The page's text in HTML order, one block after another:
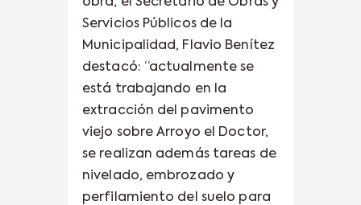
Servicios Públicos de la
Municipalidad, Flavio Benítez
destacó: “actualmente se
está trabajando en la
extracción del pavimento
viejo sobre Arroyo el Doctor,
se realizan además tareas de
nivelado, embrozado y
perfilamiento del suelo para